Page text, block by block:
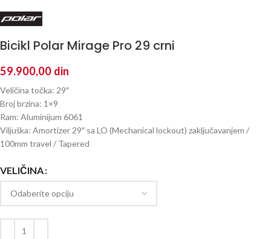
Bicikl Polar Mirage Pro 29 crni
59.900,00 din
Veličina točka: 29″
Broj brzina: 1×9
Ram: Aluminijum 6061
Viljuška: Amortizer 29″ sa LO (Mechanical lockout) zaključavanjem /
100mm travel / Tapered
VELIČINA